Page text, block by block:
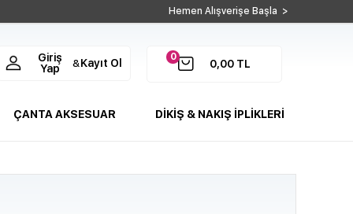
Hemen Alışverişe Başla >
0
0,00 TL
Giriş
Yap
& Kayıt Ol
ÇANTA AKSESUAR DİKİŞ & NAKIŞ İPLİKLERİ